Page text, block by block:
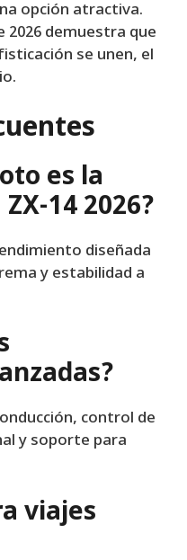
opción atractiva.
2026 demuestra que
se unen, el
es la
14 2026?
diseñada
y estabilidad a
control de
y soporte para
viajes